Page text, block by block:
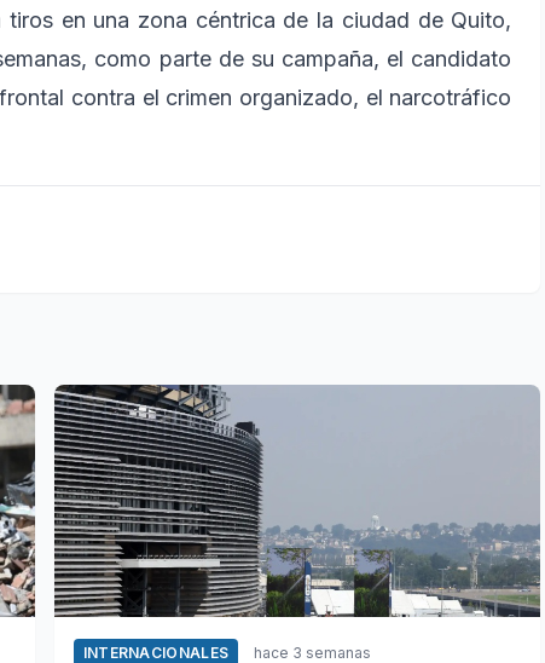
en una zona céntrica de la ciudad de Quito,
como parte de su campaña, el candidato
contra el crimen organizado, el narcotráfico
INTERNACIONALES hace 3 semanas